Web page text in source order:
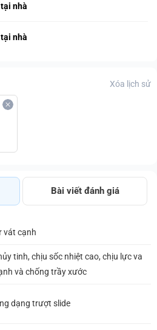
tại nhà
tại nhà
Xóa lịch sử
Bài viết đánh giá
vát cạnh
tinh, chịu sốc nhiệt cao, chịu lực va
và chống trầy xước
dạng trượt slide